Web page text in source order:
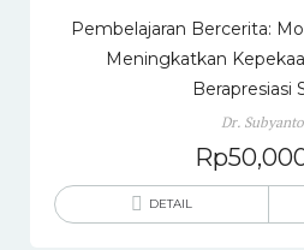
Pembelajaran Bercerita:
Meningkatkan
Berapresiasi
Dr.
Rp
DETAIL